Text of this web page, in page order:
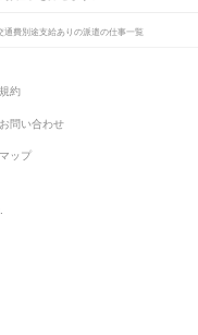
通費別途支給ありの派遣の仕事一覧
約
問い合わせ
ップ